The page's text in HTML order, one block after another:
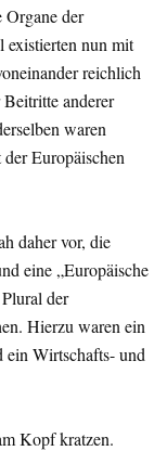
Organe der
existierten nun mit
reichlich
anderer
waren
Europäischen
daher vor, die
eine „Europäische
der
Hierzu waren ein
ein Wirtschafts- und
Kopf kratzen.